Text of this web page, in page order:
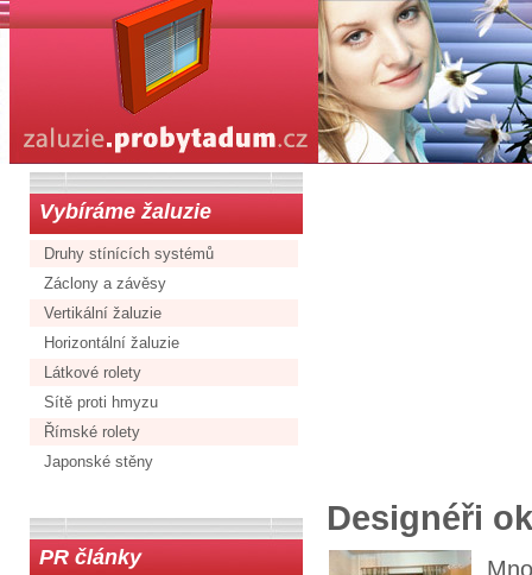
Vybíráme žaluzie
Druhy stínících systémů
Záclony a závěsy
Vertikální žaluzie
Horizontální žaluzie
Látkové rolety
Sítě proti hmyzu
Římské rolety
Japonské stěny
PR články
Designéři